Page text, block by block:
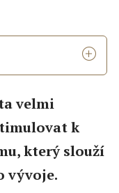
velmi
k
který slouží
vývoje.